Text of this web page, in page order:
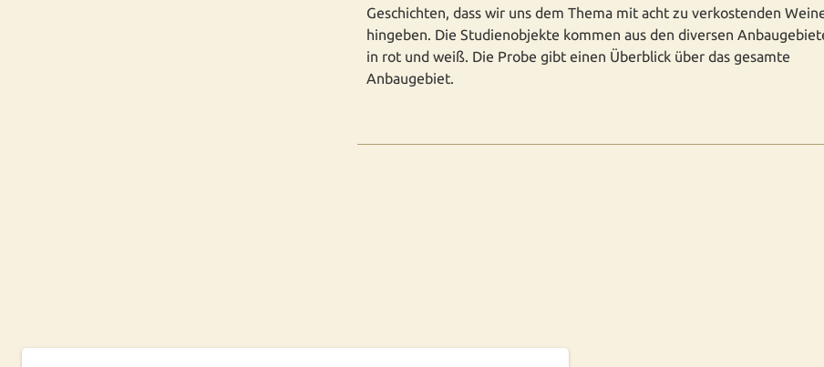
Geschichten, dass wir uns dem Thema mit acht zu verkostenden
hingeben. Die Studienobjekte kommen aus den diversen
in rot und weiß. Die Probe gibt einen Überblick über das gesamte
Anbaugebiet.